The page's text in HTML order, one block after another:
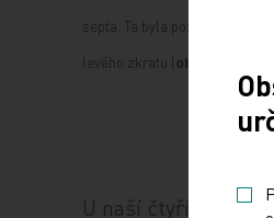
septa. Ta byla posléze
levého zkratu (obr. 4
U naší čtyřicetileté